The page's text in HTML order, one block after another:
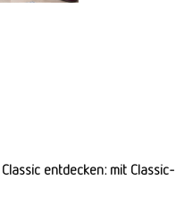
entdecken: mit Classic-